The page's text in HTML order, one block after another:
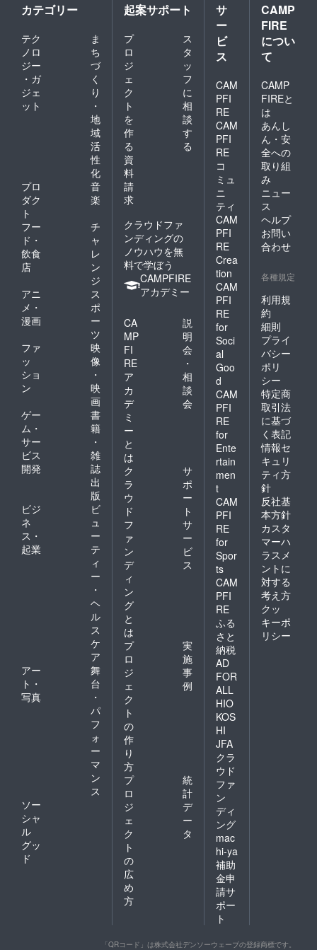
カテゴリー
テク
ノロ
ジー
・ガ
ジェ
ット
ま
ち
づ
く
り
・
地
域
活
性
化
プロ
ダク
ト
音
楽
フー
ド・
飲食
店
チ
ャ
レ
ン
ジ
アニ
メ・
漫画
ス
ポ
ー
ツ
ファ
ッ
ショ
ン
映
像
・
映
画
ゲー
ム・
サー
ビス
開発
書
籍
・
雑
誌
出
版
ビジ
ネ
ス・
起業
ビ
ュ
ー
テ
ィ
ー
・
ヘ
ル
ス
ケ
ア
アー
ト・
写真
舞
台
・
パ
フ
ォ
ー
マ
ン
ス
ソー
シャ
ル
グッ
ド
起案サポート
プ
ロ
ジ
ェ
ク
ト
を
作
る
ス
タ
ッ
フ
に
相
談
す
る
資
料
請
求
クラウドファ
ンディングの
ノウハウを無
料で学ぼう
CAMPFIRE
アカデミー
CA
MP
FI
RE
ア
カ
デ
ミ
ー
と
は
説
明
会
・
相
談
会
ク
ラ
ウ
ド
フ
ァ
ン
デ
ィ
ン
グ
と
は
サ
ポ
ー
ト
サ
ー
ビ
ス
プ
ロ
ジ
ェ
ク
ト
の
作
り
方
実
施
事
例
プ
ロ
ジ
ェ
ク
ト
の
広
め
方
統
計
デ
ー
タ
サ
ー
ビ
ス
CAM
PFI
RE
CAM
PFI
RE
コ
ミュ
ニ
ティ
CAM
PFI
RE
Crea
tion
CAM
PFI
RE
for
Soci
al
Goo
d
CAM
PFI
RE
for
Ente
rtain
men
t
CAM
PFI
RE
for
Spor
ts
CAM
PFI
RE
ふる
さと
納税
AD
FOR
ALL
HIO
KOS
HI
JFA
クラ
ウド
ファ
ン
ディ
ング
mac
hi-ya
補助
金申
請サ
ポー
ト
CAMP
FIRE
につい
て
CAMP
FIREと
は
あんし
ん・安
全への
取り組
み
ニュー
ス
ヘルプ
お問い
合わせ
各種規定
利用規
約
細則
プライ
バシー
ポリ
シー
特定商
取引法
に基づ
く表記
情報セ
キュリ
ティ方
針
反社基
本方針
カスタ
マーハ
ラスメ
ントに
対する
考え方
クッ
キーポ
リシー
「QRコード」は株式会社デンソーウェーブの登録商標です。